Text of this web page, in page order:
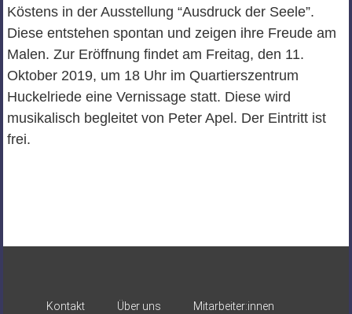
Köstens in der Ausstellung “Ausdruck der Seele”.
Diese entstehen spontan und zeigen ihre Freude am
Malen. Zur Eröffnung findet am Freitag, den 11.
Oktober 2019, um 18 Uhr im Quartierszentrum
Huckelriede eine Vernissage statt. Diese wird
musikalisch begleitet von Peter Apel. Der Eintritt ist
frei.
Kontakt Über uns
Mitarbeiter:innen